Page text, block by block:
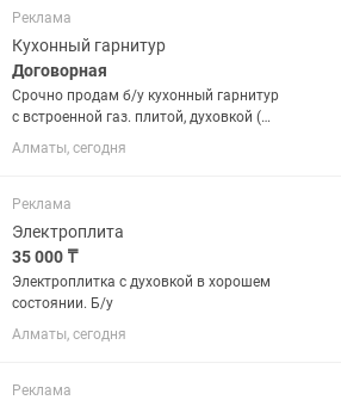
область газовая плита (Bosch)
Реклама
Кухонный гарнитур
Договорная
Срочно продам б/у кухонный гарнитур
с встроенной газ. плитой, духовкой (
Брест) вытяжкой и раковиной/камень/.
Система БЛЮМ, шкафы с доводчиками.
тенге....
Алматы, сегодня
Реклама
Электроплита
35 000 ₸
Электроплитка с духовкой в хорошем
состоянии. Б/у
Алматы, сегодня
Реклама